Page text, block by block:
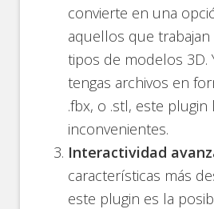
convierte en una
aquellos que
tipos de modelos 3D.
tengas archivos en
.fbx, o .stl, este plugin
inconvenientes.
Interactividad
características más
este plugin es la